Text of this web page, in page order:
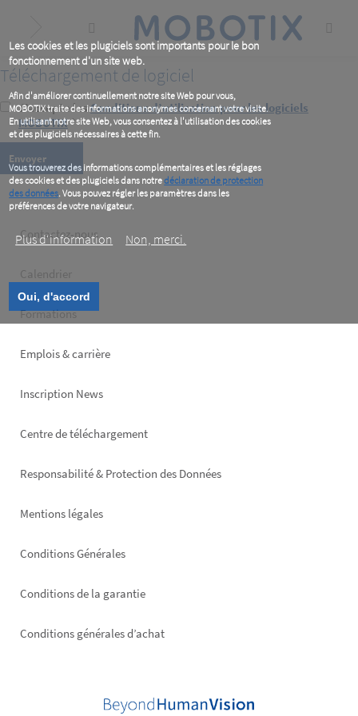
Les cookies et les plugiciels sont importants pour le bon
fonctionnement d'un site web.
Afin d'améliorer continuellement notre site Web pour vous,
MOBOTIX traite des informations anonymes concernant votre visite.
En utilisant notre site Web, vous consentez à l'utilisation des cookies
et des plugiciels nécessaires à cette fin.
Vous trouverez des informations complémentaires et les réglages
des cookies et des plugiciels dans notredéclaration de protection
des données. Vous pouvez régler les paramètres dans les
préférences de votre navigateur.
Plus d‘information Non, merci.
Oui, d'accord
content
Téléchargement de logiciel
J’accepte lesConditions d’utilisation pour les logiciels
MOBOTIX*
Footer
Contactez-nous
Calendrier
Formations
Emplois & carrière
Inscription News
Footer
Centre de téléchargement
Responsabilité & Protection des Données
Mentions légales
Conditions Générales
Conditions de la garantie
Conditions générales d’achat